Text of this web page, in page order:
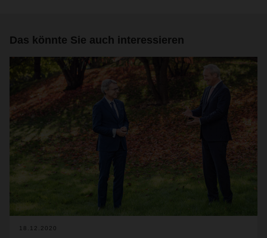
Das könnte Sie auch interessieren
18.12.2020